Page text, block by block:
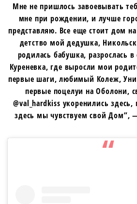
Мне не пришлось завоевывать
мне при рождении, и лучше
представляю. Все еще стоит дом
детство мой дедушка,
родилась бабушка, разрослась
Куреневка, где выросли мои
первые шаги, любимый Колеж,
первые поцелуи на Оболони,
@val_hardkiss укоренились
здесь мы чувствуем свой Дом”,